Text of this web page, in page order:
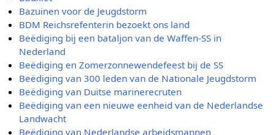
Bazuinen voor de Jeugdstorm
BDM Reichsrefenterin bezoekt ons land
Beëdiging bij een bataljon van de Waffen-SS in
Nederland
Beëdiging en Zomerzonnewendefeest bij de SS
Beëdiging van 300 leden van de Nationale Jeugdstorm
Beëdiging van Duitse marinerecruten
Beëdiging van een nieuwe eenheid van de Nederlandse
Landwacht
Beëdiging van Nederlandse arbeidsmannen